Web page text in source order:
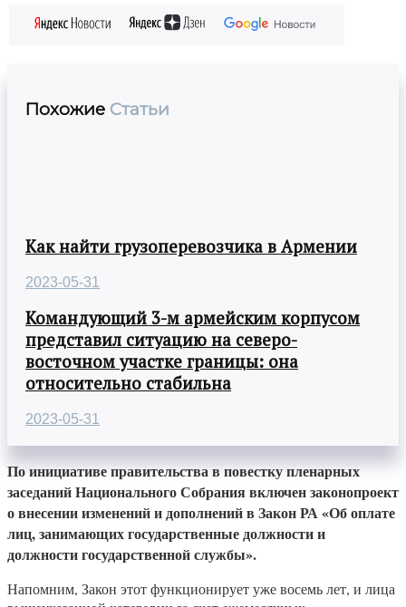
Похожие Статьи
Как найти грузоперевозчика в Армении
2023-05-31
Командующий 3-м армейским корпусом
представил ситуацию на северо-
восточном участке границы: она
относительно стабильна
2023-05-31
По инициативе правительства в повестку пленарных
заседаний Национального Собрания включен законопроект
о внесении изменений и дополнений в Закон РА «Об оплате
лиц, занимающих государственные должности и
должности государственной службы».
Напомним, Закон этот функционирует уже восемь лет, и лица